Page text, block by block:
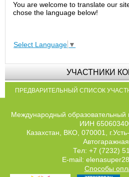
You are welcome to translate our
chose the language below!
Select Language ▼
УЧАСТНИКИ
ПРЕДВАРИТЕЛЬНЫЙ СПИСОК
Международный образовательный
ИИН
Казахстан, ВКО, 070001,
Тел: +7 (7232)
E-mail:
Способы